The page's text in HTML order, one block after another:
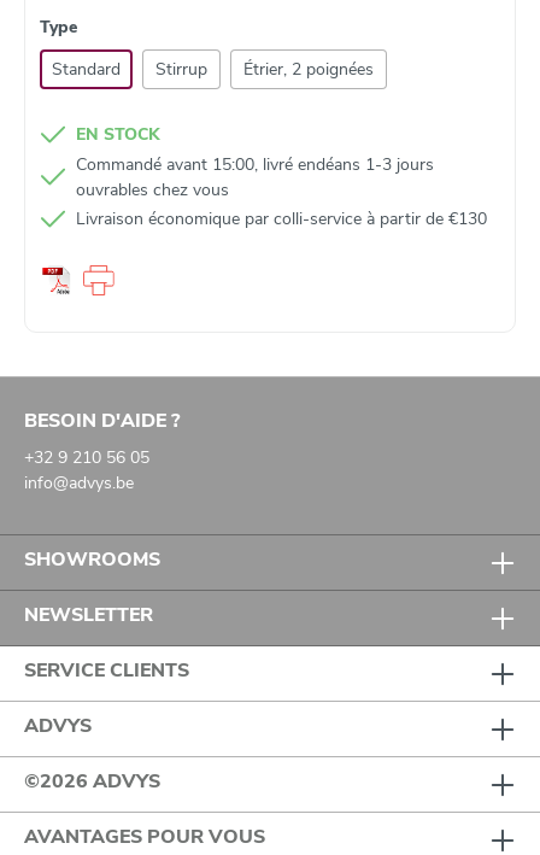
Type
Standard
Stirrup Étrier, 2 poignées
EN STOCK
Commandé avant 15:00, livré endéans 1-3 jours
ouvrables chez vous
Livraison économique par colli‑service à partir de €130
BESOIN D'AIDE ?
+32 9 210 56 05
info@advys.be
SHOWROOMS
NEWSLETTER
SERVICE CLIENTS
ADVYS
©2026 ADVYS
AVANTAGES POUR VOUS